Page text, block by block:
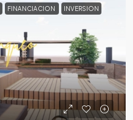
FINANCIACION INVERSION